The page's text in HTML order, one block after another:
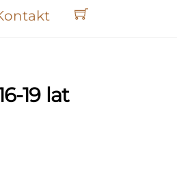
19 lat